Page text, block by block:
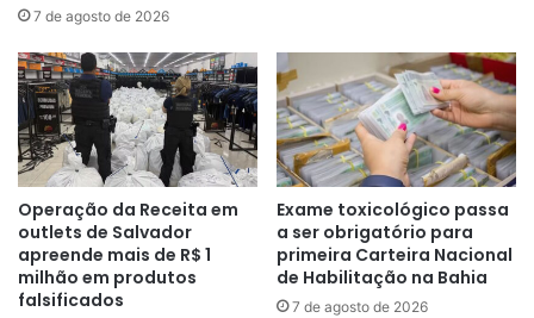
7 de agosto de 2026
Operação da Receita em
outlets de Salvador
apreende mais de R$ 1
milhão em produtos
falsificados
Exame toxicológico passa
a ser obrigatório para
primeira Carteira Nacional
de Habilitação na Bahia
7 de agosto de 2026